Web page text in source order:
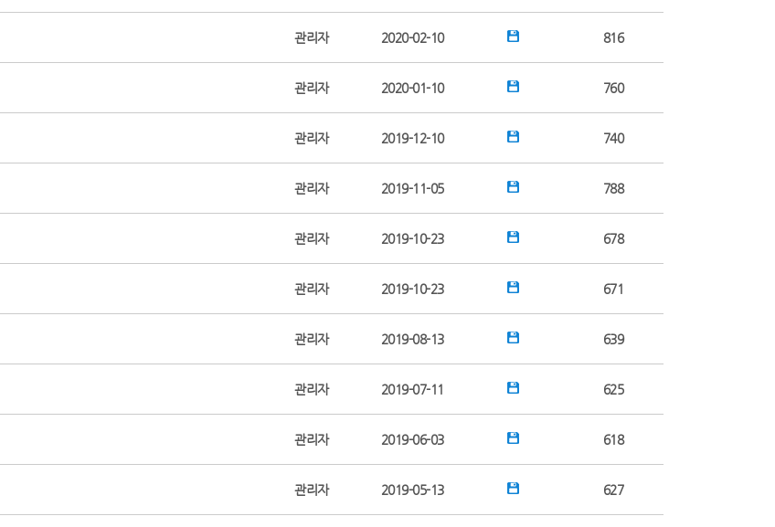
관리자 2020-02-10 816
관리자 2020-01-10 760
관리자 2019-12-10 740
관리자 2019-11-05 788
관리자 2019-10-23 678
관리자 2019-10-23 671
관리자 2019-08-13 639
관리자 2019-07-11 625
관리자 2019-06-03 618
관리자 2019-05-13 627